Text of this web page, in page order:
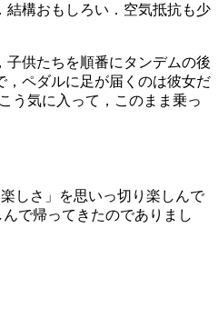
結構おもしろい．空気抵抗も少
供たちを順番にタンデムの後
，ペダルに足が届くのは彼女だ
う気に入って，このまま乗っ
しさ」を思いっ切り楽しんで
で帰ってきたのでありまし